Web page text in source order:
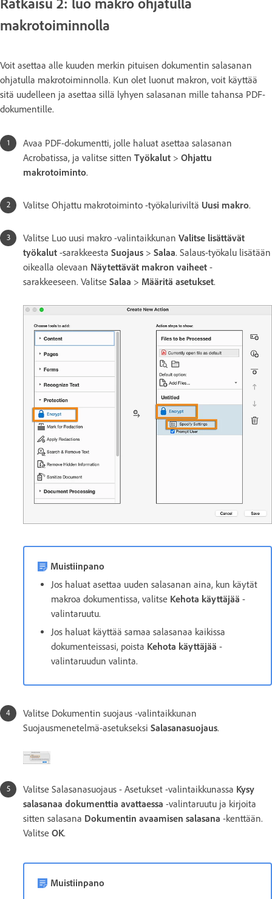
makrotoiminnolla
Voit asettaa alle kuuden merkin pituisen dokumentin salasanan
ohjatulla makrotoiminnolla. Kun olet luonut makron, voit käyttää
sitä uudelleen ja asettaa sillä lyhyen salasanan mille tahansa PDF-
dokumentille.
Avaa PDF-dokumentti, jolle haluat asettaa salasanan
Acrobatissa, ja valitse sitten Työkalut > Ohjattu
makrotoiminto.
Valitse Ohjattu makrotoiminto -työkaluriviltä Uusi makro.
Valitse Luo uusi makro -valintaikkunan Valitse lisättävät
työkalut -sarakkeesta Suojaus > Salaa. Salaus-työkalu lisätään
oikealla olevaan Näytettävät makron vaiheet -
sarakkeeseen. Valitse Salaa > Määritä asetukset.
Muistiinpano
Jos haluat asettaa uuden salasanan aina, kun käytät
makroa dokumentissa, valitse Kehota käyttäjää -
valintaruutu.
Jos haluat käyttää samaa salasanaa kaikissa
dokumenteissasi, poista Kehota käyttäjää -
valintaruudun valinta.
Valitse Dokumentin suojaus -valintaikkunan
Suojausmenetelmä-asetukseksi Salasanasuojaus.
Valitse Salasanasuojaus - Asetukset -valintaikkunassa Kysy
salasanaa dokumenttia avattaessa -valintaruutu ja kirjoita
sitten salasana Dokumentin avaamisen salasana -kenttään.
Valitse OK.
Muistiinpano